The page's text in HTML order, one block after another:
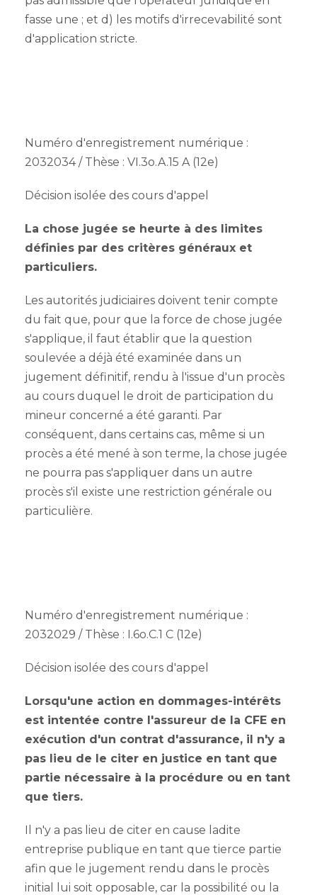
fasse une ; et d) les motifs d'irrecevabilité sont
d'application stricte.
Numéro d'enregistrement numérique :
2032034 / Thèse : VI.3o.A.15 A (12e)
Décision isolée des cours d'appel
La chose jugée se heurte à des limites
définies par des critères généraux et
particuliers.
Les autorités judiciaires doivent tenir compte
du fait que, pour que la force de chose jugée
s'applique, il faut établir que la question
soulevée a déjà été examinée dans un
jugement définitif, rendu à l'issue d'un procès
au cours duquel le droit de participation du
mineur concerné a été garanti. Par
conséquent, dans certains cas, même si un
procès a été mené à son terme, la chose jugée
ne pourra pas s'appliquer dans un autre
procès s'il existe une restriction générale ou
particulière.
Numéro d'enregistrement numérique :
2032029 / Thèse : I.6o.C.1 C (12e)
Décision isolée des cours d'appel
Lorsqu'une action en dommages-intérêts
est intentée contre l'assureur de la CFE en
exécution d'un contrat d'assurance, il n'y a
pas lieu de le citer en justice en tant que
partie nécessaire à la procédure ou en tant
que tiers.
Il n'y a pas lieu de citer en cause ladite
entreprise publique en tant que tierce partie
afin que le jugement rendu dans le procès
initial lui soit opposable, car la possibilité ou la